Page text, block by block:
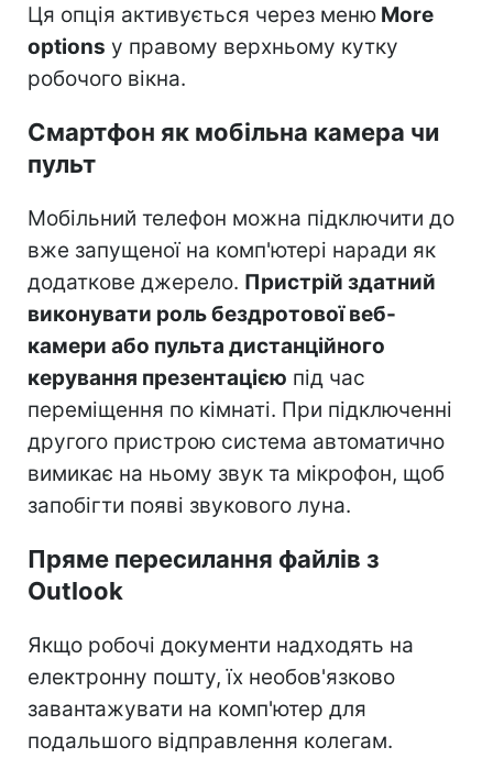
Ця опція активується через меню More
options у правому верхньому кутку
робочого вікна.
Смартфон як мобільна камера чи
пульт
Мобільний телефон можна підключити до
вже запущеної на комп'ютері наради як
додаткове джерело. Пристрій здатний
виконувати роль бездротової веб-
камери або пульта дистанційного
керування презентацією під час
переміщення по кімнаті. При підключенні
другого пристрою система автоматично
вимикає на ньому звук та мікрофон, щоб
запобігти появі звукового луна.
Пряме пересилання файлів з
Outlook
Якщо робочі документи надходять на
електронну пошту, їх необов'язково
завантажувати на комп'ютер для
подальшого відправлення колегам.